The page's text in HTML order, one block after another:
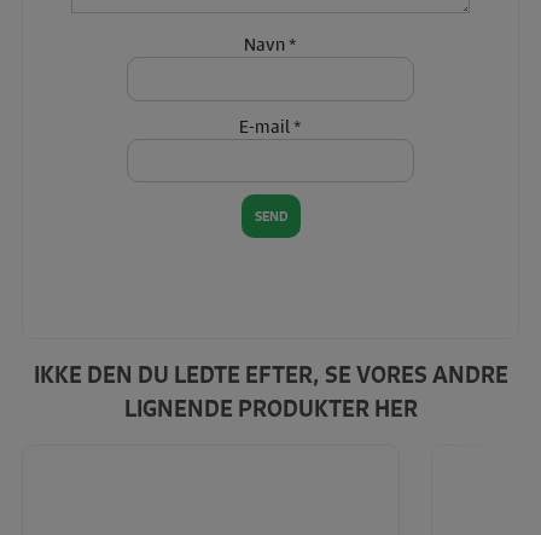
Navn *
E-mail *
IKKE DEN DU LEDTE EFTER, SE VORES ANDRE
LIGNENDE PRODUKTER HER